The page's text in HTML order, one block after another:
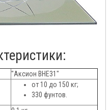
"Аксион ВНЕ31"
от 10 до 150 кг;
330 фунтов.